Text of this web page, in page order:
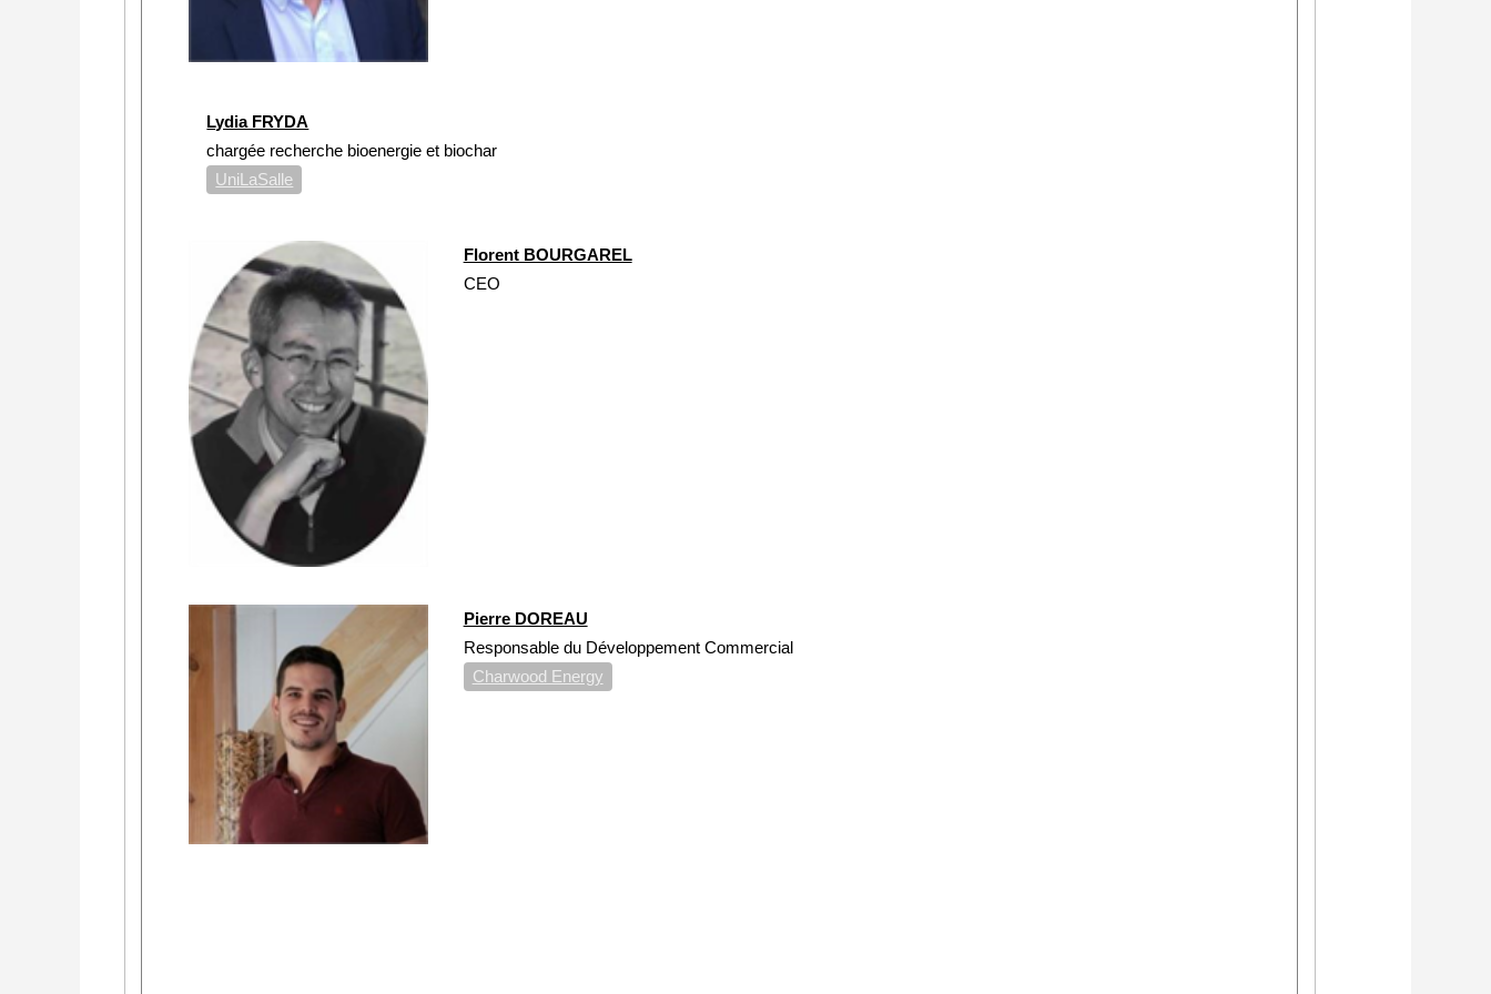
Lydia FRYDA
chargée recherche bioenergie et biochar
UniLaSalle
Florent BOURGAREL
CEO
Pierre DOREAU
Responsable du Développement Commercial
Charwood Energy